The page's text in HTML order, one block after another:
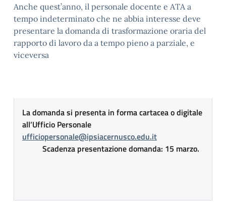
Anche quest’anno, il personale docente e ATA a
tempo indeterminato che ne abbia interesse deve
presentare la domanda di trasformazione oraria del
rapporto di lavoro da a tempo pieno a parziale, e
viceversa
La domanda si presenta in forma cartacea o digitale
all’Ufficio Personale
ufficiopersonale@ipsiacernusco.edu.it
Scadenza presentazione domanda: 15 marzo.